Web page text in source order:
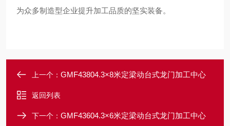
为众多制造型企业提升加工品质的坚实装备。
上一个： GMF43804.3×8米定梁动台式龙门加工中心
返回列表
下一个： GMF43604.3×6米定梁动台式龙门加工中心